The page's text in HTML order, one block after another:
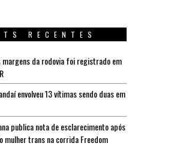
RECENTES
margens da rodovia foi registrado em
envolveu 13 vítimas sendo duas em
publica nota de esclarecimento após
mulher trans na corrida Freedom